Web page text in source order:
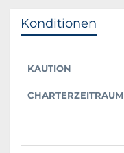
Konditionen
KAUTION
CHARTERZEITRAUM